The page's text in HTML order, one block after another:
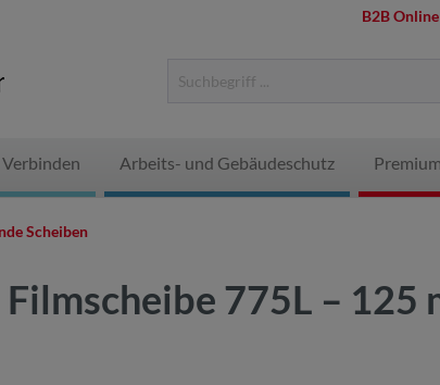
B2B
Arbeits- und Gebäudeschutz
Scheiben
775L – 125